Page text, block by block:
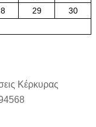
29
30
Κέρκυρας